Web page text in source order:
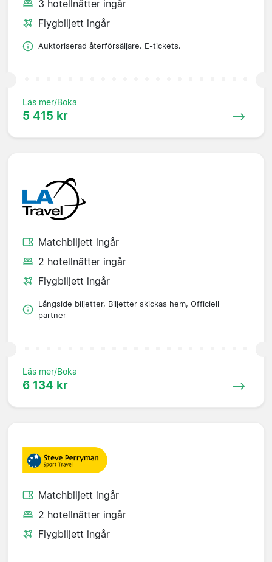
3 hotellnätter ingår
Flygbiljett ingår
Auktoriserad återförsäljare. E-tickets.
Läs mer/Boka
5 415 kr
Matchbiljett ingår
2 hotellnätter ingår
Flygbiljett ingår
Långside biljetter, Biljetter skickas hem, Officiell
partner
Läs mer/Boka
6 134 kr
Matchbiljett ingår
2 hotellnätter ingår
Flygbiljett ingår